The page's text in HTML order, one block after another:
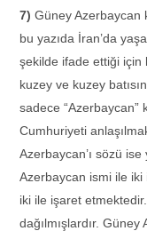
7)Güney Azerbaycan
bu yazıda İran’da
şekilde ifade ettiği için
kuzey ve kuzey
sadece “Azerbaycan”
Cumhuriyeti
Azerbaycan’ı sözü
Azerbaycan ismi ile iki
iki ile işaret
dağılmışlardır.